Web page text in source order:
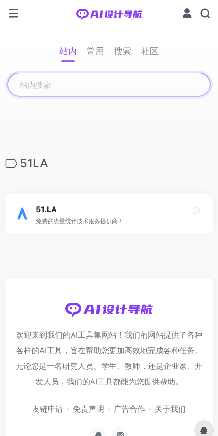
站内 常用 搜索 社区
51LA
51.LA
免费的流量统计技术服务提供商！
欢迎来到我们的AI工具集网站！我们的网站提供了各种
各样的AI工具，旨在帮助您更加高效地完成各种任务。
无论您是一名研究人员、学生、教师，还是企业家、开
发人员，我们的AI工具都能为您提供帮助。
友链申请 免责声明 广告合作 关于我们